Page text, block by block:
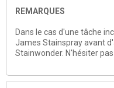
REMARQUES
Dans le cas d'une tâche
James Stainspray avant
Stainwonder. N'hésiter